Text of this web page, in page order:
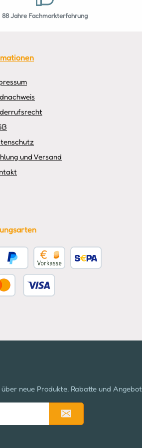
88 Jahre Fachmarkterfahrung
und Versand
Vorkasse Benutzerdefiniertes
neue Produkte, Rabatte und